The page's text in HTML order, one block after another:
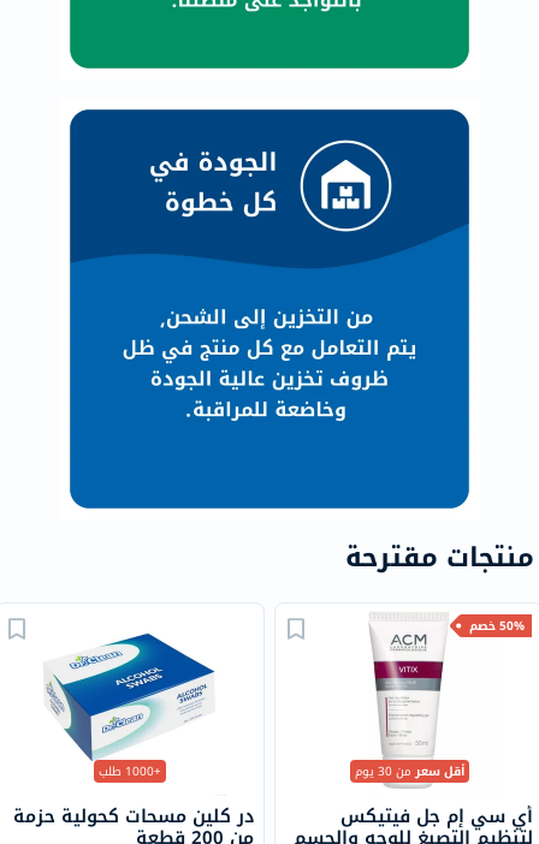
منتجات مقترحة
50% خصم
أقل سعرمن 30 يوم
أي سي إم جل فيتيكس
+1000 طلب
در كلين مسحات كحولية حزمة